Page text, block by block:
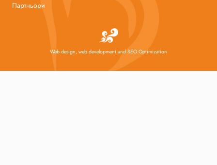
Партньори
Web design, web development and SEO Optimization